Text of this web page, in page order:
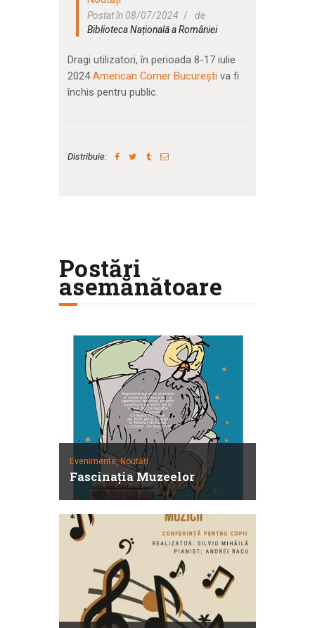
Postat în 08/07/2024
de
Biblioteca Națională a României
Dragi utilizatori, în perioada 8-17 iulie
2024American Corner Bucureşti va fi
închis pentru public.
Distribuie:
Postări
asemănătoare
Evenimente,Noutăți
Fascinaţia Muzeelor